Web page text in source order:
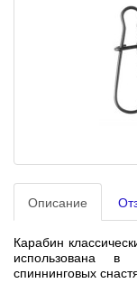
Описание
Карабин
использована
спиннинговых